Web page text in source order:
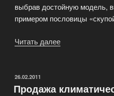
выбрав достойную модель,
примером пословицы
Читать далее
ОПУБЛИКОВАНО
26.02.2011
Продажа